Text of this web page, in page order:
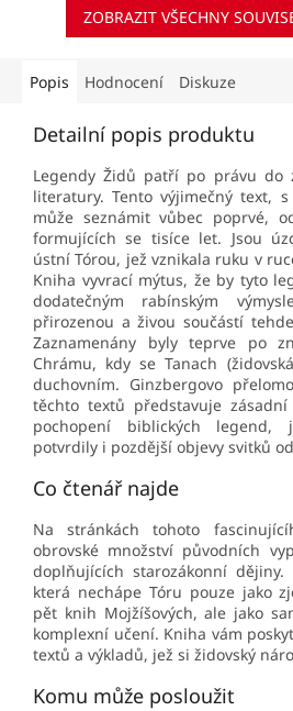
ZOBRAZIT VŠECHNY
Popis Hodnocení Diskuze
Detailní popis produktu
Legendy Židů patří po právu do
literatury. Tento výjimečný text,
může seznámit vůbec poprvé,
formujících se tisíce let. Jsou
ústní Tórou, jež vznikala ruku v
Kniha vyvrací mýtus, že by tyto
dodatečným rabínským
přirozenou a živou součástí
Zaznamenány byly teprve po
Chrámu, kdy se Tanach
duchovním. Ginzbergovo
těchto textů představuje
pochopení biblických legend,
potvrdily i pozdější objevy svitků
Co čtenář najde
Na stránkách tohoto
obrovské množství původních
doplňujících starozákonní
která nechápe Tóru pouze jako
pět knih Mojžíšových, ale jako
komplexní učení. Kniha vám
textů a výkladů, jež si židovský
Komu může posloužit